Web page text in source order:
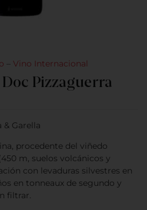
Vino Internacional
Pizzaguerra
& Garella
procedente del viñedo
m, suelos volcánicos y
con levaduras silvestres en
en tonneaux de segundo y
filtrar.